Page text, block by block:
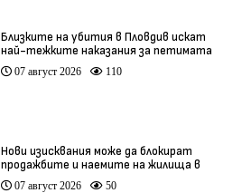
Близките на убития в Пловдив искат
най-тежките наказания за петимата
непълнолетни
07 август 2026 110
Нови изисквания може да блокират
продажбите и наемите на жилища в
България
07 август 2026 50